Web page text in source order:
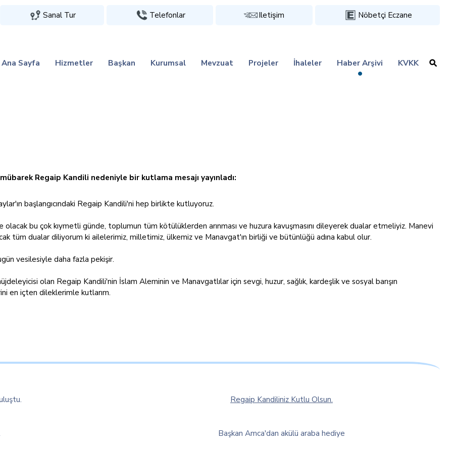
Sanal Tur Telefonlar Iletişim Nöbetçi Eczane
Ana Sayfa Hizmetler Başkan Kurumsal Mevzuat Projeler İhaleler Haber Arşivi KVKK
Regaip Kandili nedeniyle bir kutlama mesajı yayınladı:
başlangıcındaki Regaip Kandili'ni hep birlikte kutluyoruz.
olacak bu çok kıymetli günde, toplumun tüm kötülüklerden arınması ve huzura kavuşmasını dileyerek dualar etmeliyiz. Manevi
tüm dualar diliyorum ki ailelerimiz, milletimiz, ülkemiz ve Manavgat'ın birliği ve bütünlüğü adına kabul olur.
vesilesiyle daha fazla pekişir.
olan Regaip Kandili'nin İslam Aleminin ve Manavgatlılar için sevgi, huzur, sağlık, kardeşlik ve sosyal barışın
en içten dileklerimle kutlarım.
Regaip Kandiliniz Kutlu Olsun.
Başkan Amca'dan akülü araba hediye